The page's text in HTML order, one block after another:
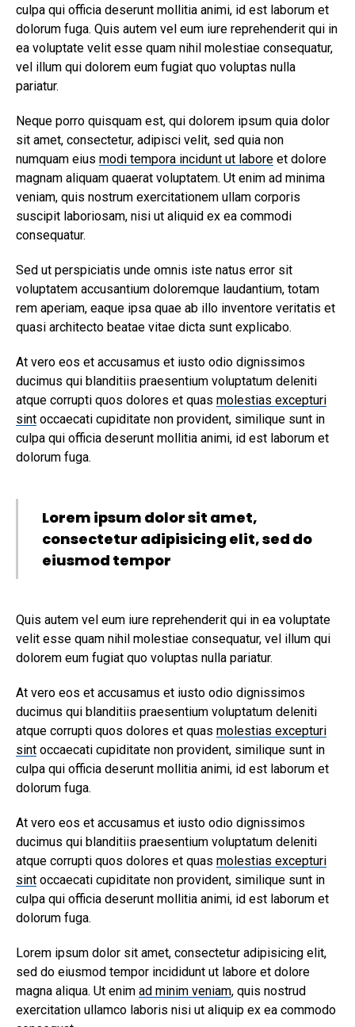
culpa qui officia deserunt mollitia animi, id est laborum et
dolorum fuga. Quis autem vel eum iure reprehenderit qui in
ea voluptate velit esse quam nihil molestiae consequatur,
vel illum qui dolorem eum fugiat quo voluptas nulla
pariatur.
Neque porro quisquam est, qui dolorem ipsum quia dolor
sit amet, consectetur, adipisci velit, sed quia non
numquam eius modi tempora incidunt ut labore et dolore
magnam aliquam quaerat voluptatem. Ut enim ad minima
veniam, quis nostrum exercitationem ullam corporis
suscipit laboriosam, nisi ut aliquid ex ea commodi
consequatur.
Sed ut perspiciatis unde omnis iste natus error sit
voluptatem accusantium doloremque laudantium, totam
rem aperiam, eaque ipsa quae ab illo inventore veritatis et
quasi architecto beatae vitae dicta sunt explicabo.
At vero eos et accusamus et iusto odio dignissimos
ducimus qui blanditiis praesentium voluptatum deleniti
atque corrupti quos dolores et quas molestias excepturi
sint occaecati cupiditate non provident, similique sunt in
culpa qui officia deserunt mollitia animi, id est laborum et
dolorum fuga.
Lorem ipsum dolor sit amet,
consectetur adipisicing elit, sed do
eiusmod tempor
Quis autem vel eum iure reprehenderit qui in ea voluptate
velit esse quam nihil molestiae consequatur, vel illum qui
dolorem eum fugiat quo voluptas nulla pariatur.
At vero eos et accusamus et iusto odio dignissimos
ducimus qui blanditiis praesentium voluptatum deleniti
atque corrupti quos dolores et quas molestias excepturi
sint occaecati cupiditate non provident, similique sunt in
culpa qui officia deserunt mollitia animi, id est laborum et
dolorum fuga.
At vero eos et accusamus et iusto odio dignissimos
ducimus qui blanditiis praesentium voluptatum deleniti
atque corrupti quos dolores et quas molestias excepturi
sint occaecati cupiditate non provident, similique sunt in
culpa qui officia deserunt mollitia animi, id est laborum et
dolorum fuga.
Lorem ipsum dolor sit amet, consectetur adipisicing elit,
sed do eiusmod tempor incididunt ut labore et dolore
magna aliqua. Ut enim ad minim veniam, quis nostrud
exercitation ullamco laboris nisi ut aliquip ex ea commodo